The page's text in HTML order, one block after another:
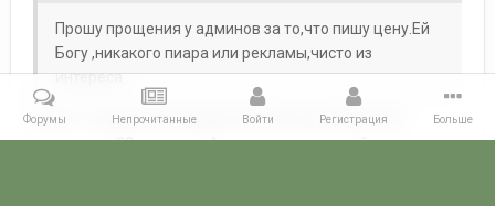
Прошу прощения у админов за то,что пишу цену.Ей
Богу ,никакого пиара или рекламы,чисто из
интереса.
Цена 1-комнатной квартиры в Москве, в Бирюлево.
площадью 33 кв. метра.."санузел раздельный, дом
Форумы Непрочитанные Войти Регистрация Больше